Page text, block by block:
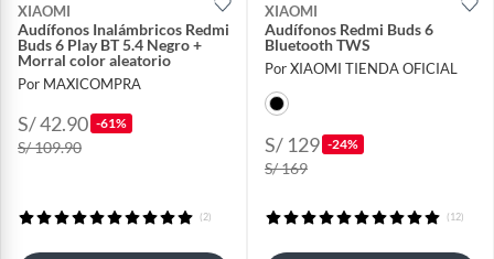
XIAOMI
Audífonos Inalámbricos Redmi
Buds 6 Play BT 5.4 Negro +
Morral color aleatorio
Por MAXICOMPRA
S/ 42.90 -61%
S/ 109.90
(2)
XIAOMI
Audífonos Redmi Buds 6
Bluetooth TWS
Por XIAOMI TIENDA OFICIAL
S/ 129 -24%
S/ 169
(12)